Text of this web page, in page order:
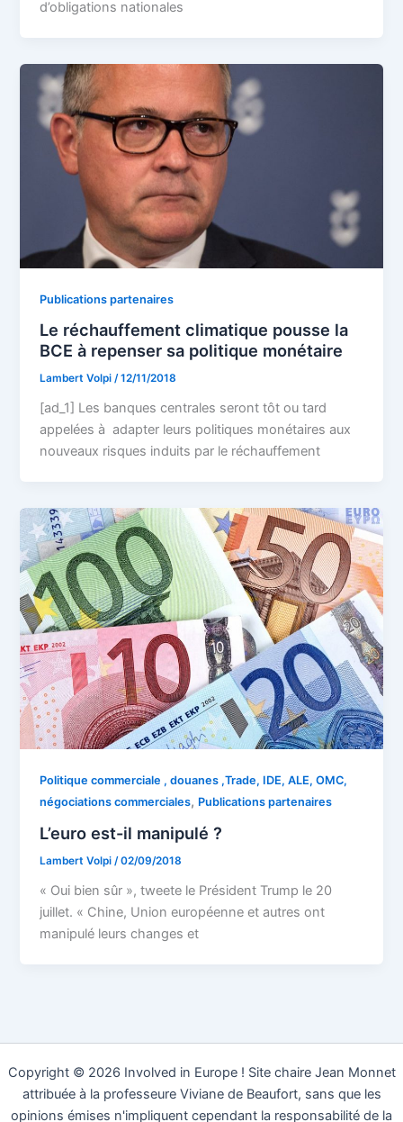
d’obligations nationales
Publications partenaires
Le réchauffement climatique pousse la
BCE à repenser sa politique monétaire
Lambert Volpi/12/11/2018
[ad_1] Les banques centrales seront tôt ou tard
appelées à adapter leurs politiques monétaires aux
nouveaux risques induits par le réchauffement
Politique commerciale , douanes ,Trade, IDE, ALE, OMC,
négociations commerciales, Publications partenaires
L’euro est-il manipulé ?
Lambert Volpi/02/09/2018
« Oui bien sûr », tweete le Président Trump le 20
juillet. « Chine, Union européenne et autres ont
manipulé leurs changes et
Copyright © 2026 Involved in Europe ! Site chaire Jean Monnet
attribuée à la professeure Viviane de Beaufort, sans que les
opinions émises n'impliquent cependant la responsabilité de la